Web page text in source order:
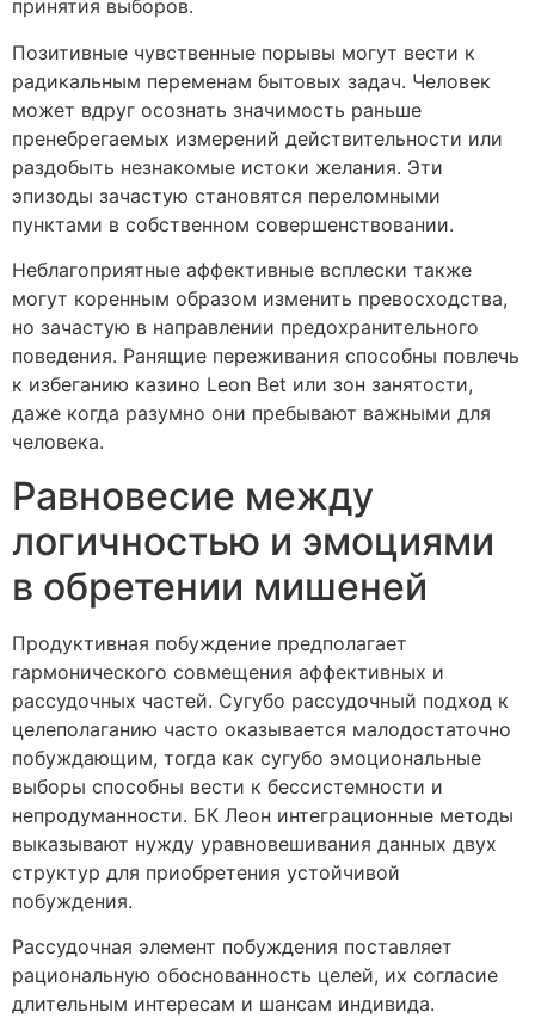
принятия выборов.
Позитивные чувственные порывы могут вести к
радикальным переменам бытовых задач. Человек
может вдруг осознать значимость раньше
пренебрегаемых измерений действительности или
раздобыть незнакомые истоки желания. Эти
эпизоды зачастую становятся переломными
пунктами в собственном совершенствовании.
Неблагоприятные аффективные всплески также
могут коренным образом изменить превосходства,
но зачастую в направлении предохранительного
поведения. Ранящие переживания способны повлечь
к избеганию казино Leon Bet или зон занятости,
даже когда разумно они пребывают важными для
человека.
Равновесие между
логичностью и эмоциями
в обретении мишеней
Продуктивная побуждение предполагает
гармонического совмещения аффективных и
рассудочных частей. Сугубо рассудочный подход к
целеполаганию часто оказывается малодостаточно
побуждающим, тогда как сугубо эмоциональные
выборы способны вести к бессистемности и
непродуманности. БК Леон интеграционные методы
выказывают нужду уравновешивания данных двух
структур для приобретения устойчивой
побуждения.
Рассудочная элемент побуждения поставляет
рациональную обоснованность целей, их согласие
длительным интересам и шансам индивида.